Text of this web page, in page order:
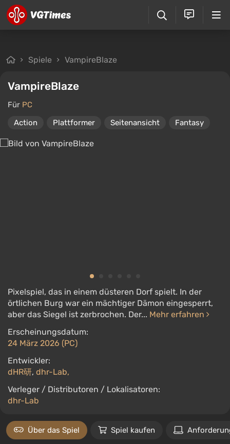
Spiele VampireBlaze
VampireBlaze
Für PC
Action
Plattformer Seitenansicht Fantasy
Pixelspiel, das in einem düsteren Dorf spielt. In der
örtlichen Burg war ein mächtiger Dämon eingesperrt,
aber das Siegel ist zerbrochen. Der... Mehr erfahren
Erscheinungsdatum:
24 März 2026 (PC)
Entwickler:
dHR研, dhr-Lab,
Verleger / Distributoren / Lokalisatoren:
dhr-Lab
Über das Spiel Spiel kaufen